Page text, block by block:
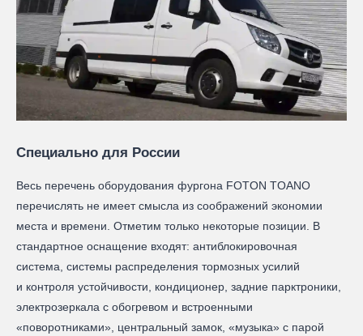
Специально для России
Весь перечень оборудования фургона FOTON TOANO
перечислять не имеет смысла из соображений экономии
места и времени. Отметим только некоторые позиции. В
стандартное оснащение входят: антиблокировочная
система, системы распределения тормозных усилий
и контроля устойчивости, кондиционер, задние парктроники,
электрозеркала с обогревом и встроенными
«поворотниками», центральный замок, «музыка» с парой